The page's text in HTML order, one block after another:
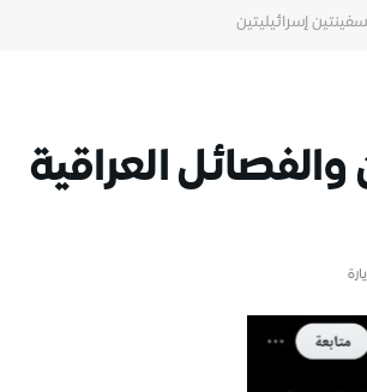
إسرائيليتين
العراقية